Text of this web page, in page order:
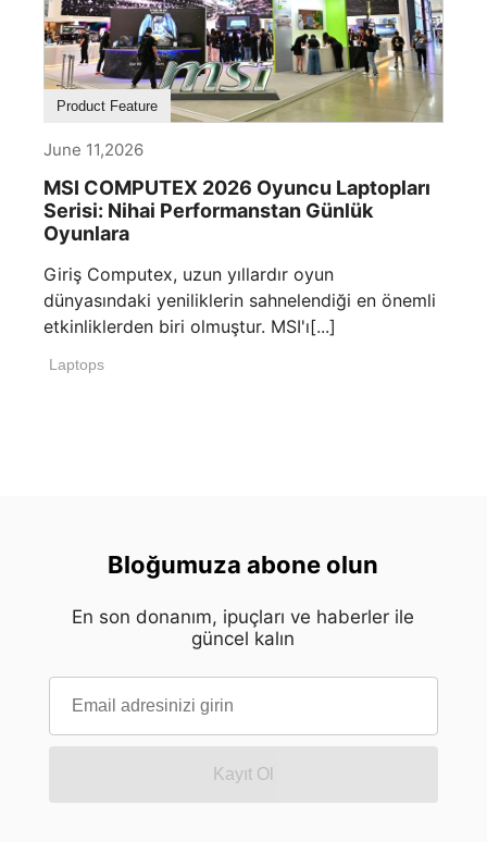
Product Feature
June 11,2026
MSI COMPUTEX 2026 Oyuncu Laptopları
Serisi: Nihai Performanstan Günlük
Oyunlara
Giriş Computex, uzun yıllardır oyun
dünyasındaki yeniliklerin sahnelendiği en önemli
etkinliklerden biri olmuştur. MSI'ı[...]
Laptops
Bloğumuza abone olun
En son donanım, ipuçları ve haberler ile
güncel kalın
Kayıt Ol